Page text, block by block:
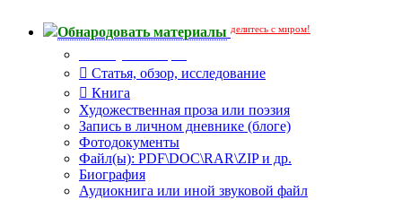
Обнародовать материалы делитесь с миром!
Статья, обзор, исследование
Книга
Художественная проза или поэзия
Запись в личном дневнике (блоге)
Фотодокументы
Файл(ы): PDF\DOC\RAR\ZIP и др.
Биография
Аудиокнига или иной звуковой файл